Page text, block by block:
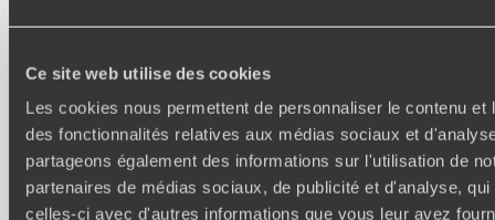
Ce site web utilise des cookies
Les cookies nous permettent de personnaliser le contenu et
des fonctionnalités relatives aux médias sociaux et
partageons également des informations sur l'utilisation de
partenaires de médias sociaux, de publicité et d'analyse,
celles-ci avec d'autres informations que vous leur avez
Où je veux
250 conseillers spécialisés par pays et par régions :
Amoureux du beau jamais à court d’idées, ils vous
À